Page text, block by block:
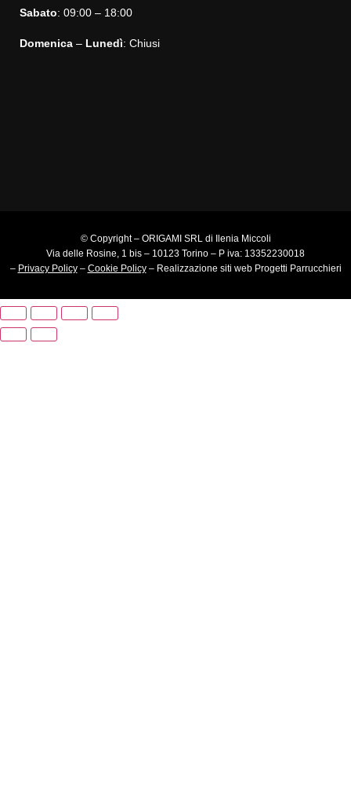
Sabato: 09:00 – 18:00
Domenica– Lunedì: Chiusi
© Copyright – ORIGAMI SRL di Ilenia Miccoli
Via delle Rosine, 1 bis – 10123 Torino – P iva: 13352230018
– Privacy Policy– Cookie Policy– Realizzazione siti webProgetti Parrucchieri